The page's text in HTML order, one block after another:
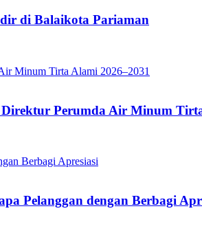
di Balaikota Pariaman
Perumda Air Minum
Pelanggan dengan Berbagi